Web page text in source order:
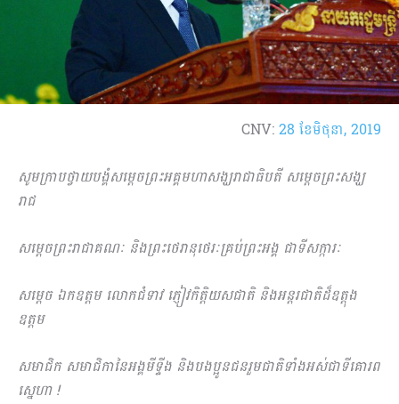
CNV:28 ខែ​មិថុនា, 2019
សូមក្រាបថ្វាយបង្គំសម្តេចព្រះអគ្គមហាសង្ឃរាជាធិបតី សម្តេចព្រះសង្ឃ
រាជ
សម្តេចព្រះរាជាគណៈ និងព្រះថេរានុថេរៈគ្រប់ព្រះអង្គ ជាទីសក្ការៈ
សម្តេច ឯកឧត្តម លោកជំទាវ ភ្ញៀវកិត្តិយសជាតិ និងអន្តរជាតិដ៏ឧត្តុង
ឧត្តម
សមាជិក សមាជិកានៃអង្គមីទ្ទីង និងបងប្អូនជនរួមជាតិទាំងអស់ជាទីគោរព
ស្នេហា!